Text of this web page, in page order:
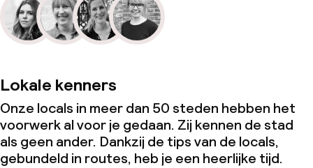
Lokale kenners
Onze locals in meer dan 50 steden hebben het
voorwerk al voor je gedaan. Zij kennen de stad
als geen ander. Dankzij de tips van de locals,
gebundeld in routes, heb je een heerlijke tijd.